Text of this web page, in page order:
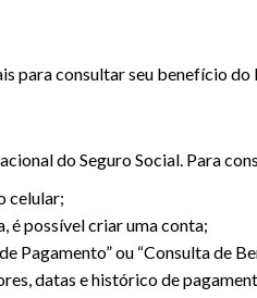
para consultar seu benefício do
do Seguro Social. Para
celular;
é possível criar uma conta;
Pagamento” ou “Consulta de
datas e histórico de